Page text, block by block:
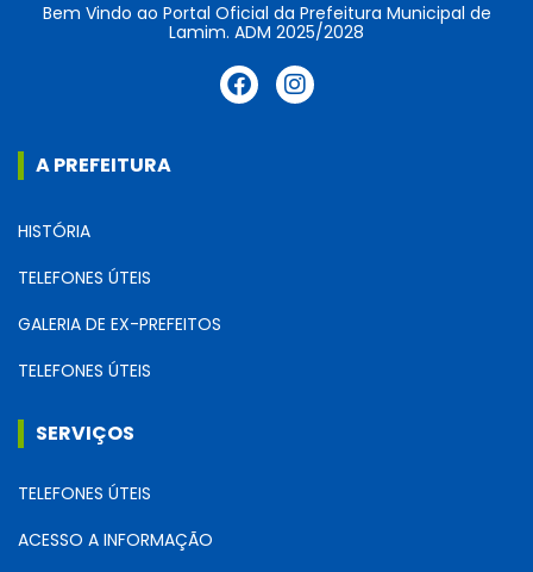
Bem Vindo ao Portal Oficial da Prefeitura Municipal de
Lamim. ADM 2025/2028
A PREFEITURA
HISTÓRIA
TELEFONES ÚTEIS
GALERIA DE EX-PREFEITOS
TELEFONES ÚTEIS
SERVIÇOS
TELEFONES ÚTEIS
ACESSO A INFORMAÇÃO